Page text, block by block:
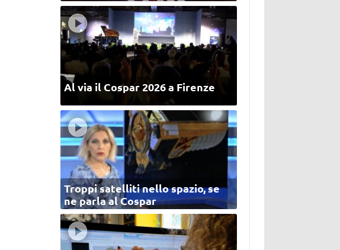
Al via il Cospar 2026 a Firenze
Troppi satelliti nello spazio, se
ne parla al Cospar